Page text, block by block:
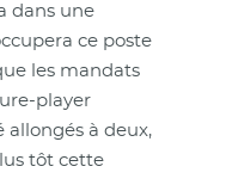
dans une
ce poste
les mandats
player
allongés à deux,
tôt cette